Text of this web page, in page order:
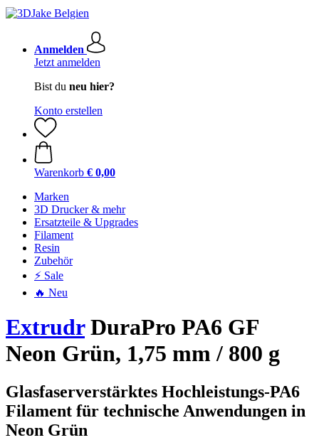
Anmelden
Jetzt anmelden
Bist du neu hier?
Konto erstellen
Warenkorb € 0,00
Marken
3D Drucker & mehr
Ersatzteile & Upgrades
Filament
Resin
Zubehör
⚡ Sale
🔥 Neu
ExtrudrDuraPro PA6 GF
Neon Grün, 1,75 mm / 800 g
Glasfaserverstärktes Hochleistungs-PA6
Filament für technische Anwendungen in
Neon Grün